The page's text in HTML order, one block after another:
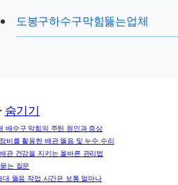
도봉구하수구막힘뚫는업체
숨기기
배수구 막힘의 주된 원인과 증상
비를 활용한 배관 뚫음 및 누수 수리
관 건강을 지키는 올바른 관리법
는 질문
대 뚫음 작업 시간은 보통 얼마나